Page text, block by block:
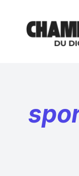
contenu